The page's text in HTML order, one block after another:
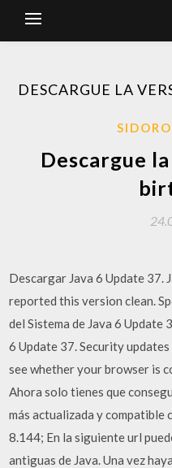
DESCARGUE LA
Descargue
Descargar Java 6 Update 37.
reported this version clean.
del Sistema de Java 6 Update
6 Update 37. Security
see whether your browser is
Ahora solo tienes que
más actualizada y compatible
8.144; En la siguiente url
antiguas de Java. Una vez